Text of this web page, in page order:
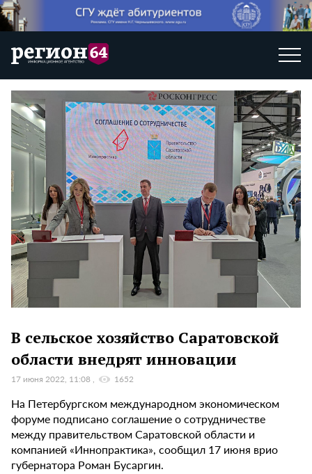
В сельское хозяйство Саратовской
области внедрят инновации
17 июня 2022, 11:08 1652
На Петербургском международном экономическом
форуме подписано соглашение о сотрудничестве
между правительством Саратовской области и
компанией «Иннопрактика», сообщил 17 июня врио
губернатора Роман Бусаргин.